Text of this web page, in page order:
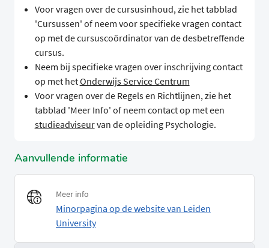
Voor vragen over de cursusinhoud, zie het tabblad
'Cursussen' of neem voor specifieke vragen contact
op met de cursuscoördinator van de desbetreffende
cursus.
Neem bij specifieke vragen over inschrijving contact
op met hetOnderwijs Service Centrum
Voor vragen over de Regels en Richtlijnen, zie het
tabblad 'Meer Info' of neem contact op met een
studieadviseurvan de opleiding Psychologie.
Aanvullende informatie
Meer info
Minorpagina op de website van Leiden
University